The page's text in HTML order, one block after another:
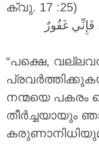
ക്വു. 17 :25)
غَفُورٌ
“പക്ഷെ,
നന്മയെ പകരം
തീർച്ചയായും